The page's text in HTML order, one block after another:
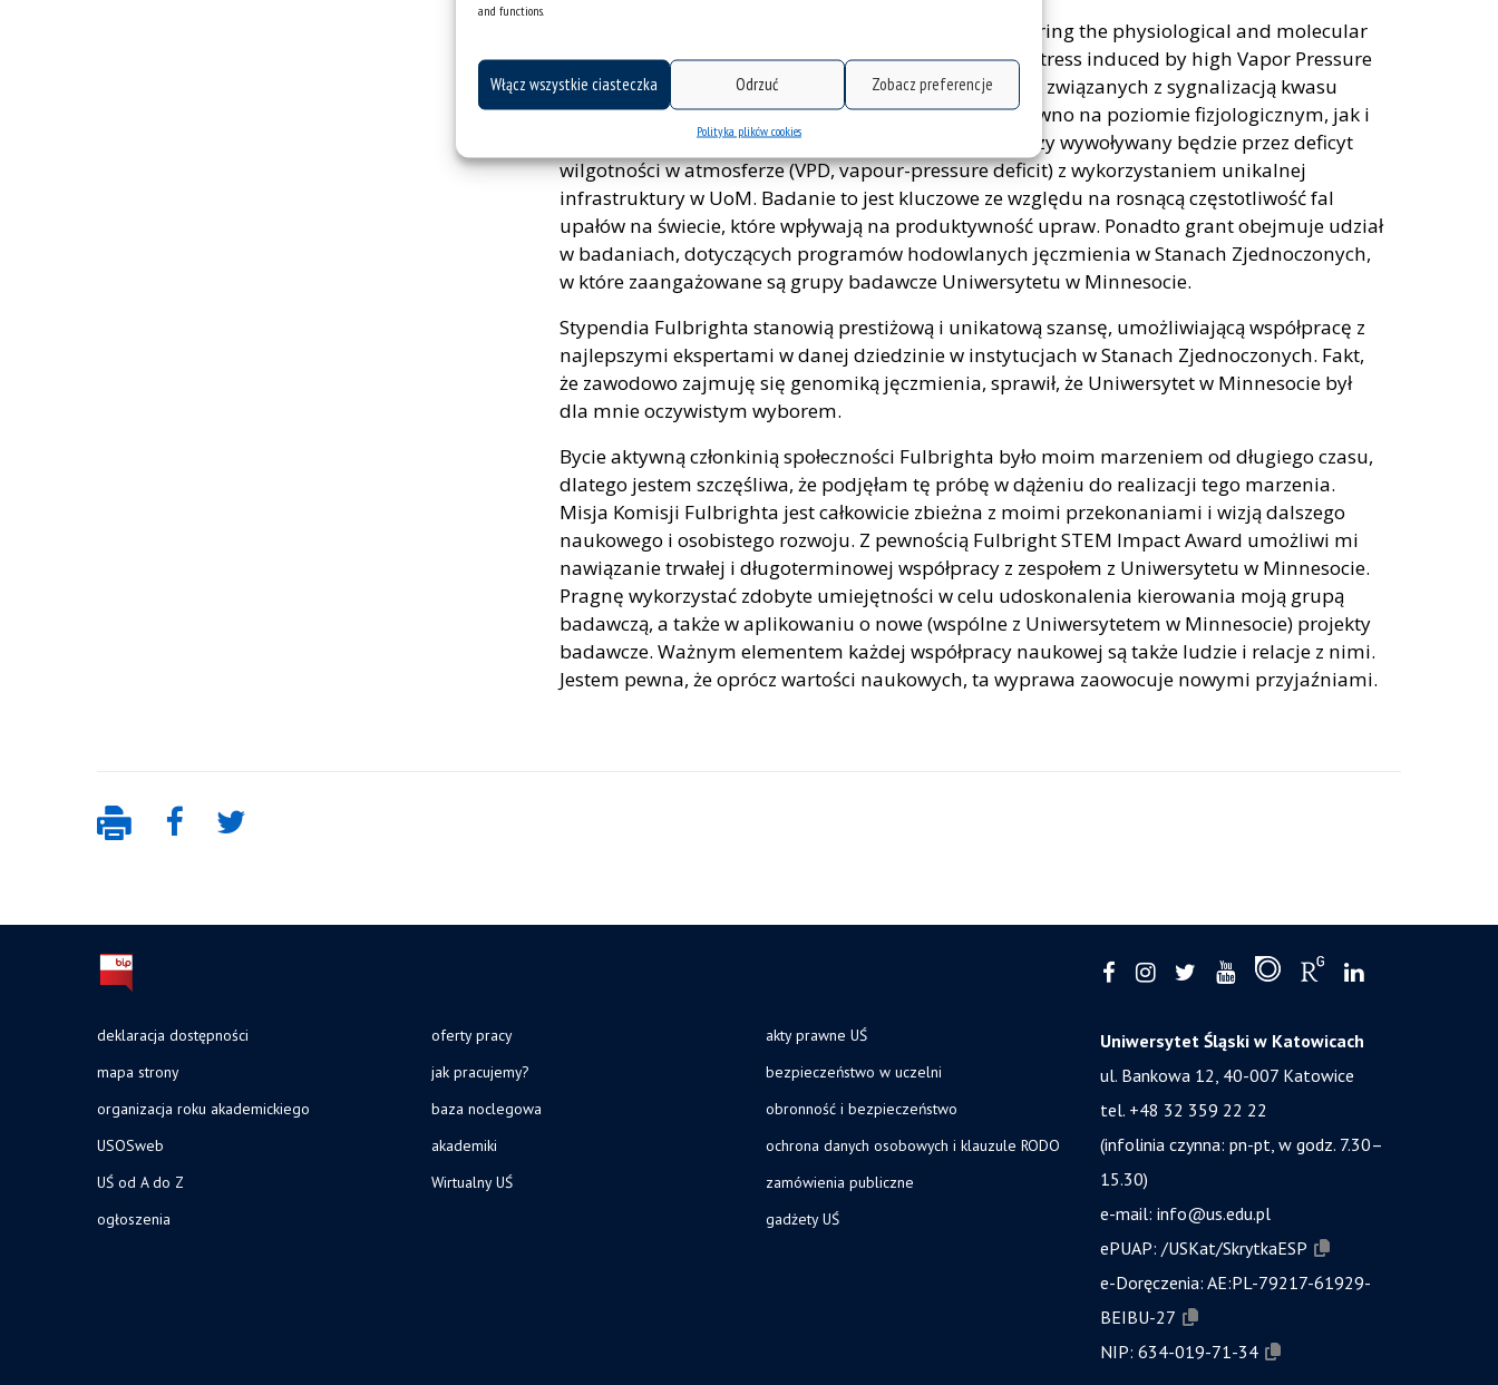
and functions.
Włącz wszystkie ciasteczka Odrzuć Zobacz preferencje
Polityka plików cookies
Głównym komponentem badawczym projektu „Exploring the physiological and molecular
mechanisms underlying barley response to drought stress induced by high Vapor Pressure
Deficit” jest szczegółowa analiza mutantów jęczmienia związanych z sygnalizacją kwasu
abscysynowego (ABA) w warunkach stresu suszy, zarówno na poziomie fizjologicznym, jak i
transkryptomicznym. Co szczególnie istotne, stres suszy wywoływany będzie przez deficyt
wilgotności w atmosferze (VPD, vapour-pressure deficit) z wykorzystaniem unikalnej
infrastruktury w UoM. Badanie to jest kluczowe ze względu na rosnącą częstotliwość fal
upałów na świecie, które wpływają na produktywność upraw. Ponadto grant obejmuje udział
w badaniach, dotyczących programów hodowlanych jęczmienia w Stanach Zjednoczonych,
w które zaangażowane są grupy badawcze Uniwersytetu w Minnesocie.
Stypendia Fulbrighta stanowią prestiżową i unikatową szansę, umożliwiającą współpracę z
najlepszymi ekspertami w danej dziedzinie w instytucjach w Stanach Zjednoczonych. Fakt,
że zawodowo zajmuję się genomiką jęczmienia, sprawił, że Uniwersytet w Minnesocie był
dla mnie oczywistym wyborem.
Bycie aktywną członkinią społeczności Fulbrighta było moim marzeniem od długiego czasu,
dlatego jestem szczęśliwa, że podjęłam tę próbę w dążeniu do realizacji tego marzenia.
Misja Komisji Fulbrighta jest całkowicie zbieżna z moimi przekonaniami i wizją dalszego
naukowego i osobistego rozwoju. Z pewnością Fulbright STEM Impact Award umożliwi mi
nawiązanie trwałej i długoterminowej współpracy z zespołem z Uniwersytetu w Minnesocie.
Pragnę wykorzystać zdobyte umiejętności w celu udoskonalenia kierowania moją grupą
badawczą, a także w aplikowaniu o nowe (wspólne z Uniwersytetem w Minnesocie) projekty
badawcze. Ważnym elementem każdej współpracy naukowej są także ludzie i relacje z nimi.
Jestem pewna, że oprócz wartości naukowych, ta wyprawa zaowocuje nowymi przyjaźniami.
deklaracja dostępności
mapa strony
organizacja roku akademickiego
USOSweb
UŚ od A do Z
ogłoszenia
oferty pracy
jak pracujemy?
baza noclegowa
akademiki
Wirtualny UŚ
akty prawne UŚ
bezpieczeństwo w uczelni
obronność i bezpieczeństwo
ochrona danych osobowych i klauzule RODO
zamówienia publiczne
gadżety UŚ
Uniwersytet Śląski w Katowicach
ul. Bankowa 12, 40-007 Katowice
tel. +48 32 359 22 22
(infolinia czynna: pn-pt, w godz. 7.30–
15.30)
e-mail: info@us.edu.pl
ePUAP: /USKat/SkrytkaESP
e-Doręczenia: AE:PL-79217-61929-
BEIBU-27
NIP: 634-019-71-34